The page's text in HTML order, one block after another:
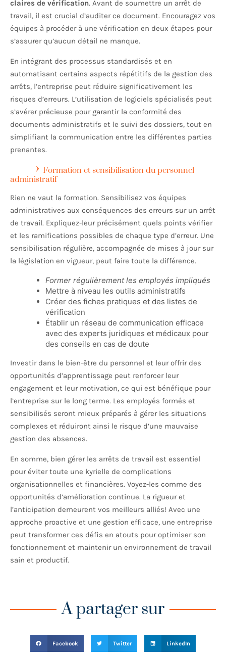
claires de vérification. Avant de soumettre un arrêt de
travail, il est crucial d’auditer ce document. Encouragez vos
équipes à procéder à une vérification en deux étapes pour
s’assurer qu’aucun détail ne manque.
En intégrant des processus standardisés et en
automatisant certains aspects répétitifs de la gestion des
arrêts, l’entreprise peut réduire significativement les
risques d’erreurs. L’utilisation de logiciels spécialisés peut
s’avérer précieuse pour garantir la conformité des
documents administratifs et le suivi des dossiers, tout en
simplifiant la communication entre les différentes parties
prenantes.
Formation et sensibilisation du personnel
administratif
Rien ne vaut la formation. Sensibilisez vos équipes
administratives aux conséquences des erreurs sur un arrêt
de travail. Expliquez-leur précisément quels points vérifier
et les ramifications possibles de chaque type d’erreur. Une
sensibilisation régulière, accompagnée de mises à jour sur
la législation en vigueur, peut faire toute la différence.
Former régulièrement les employés impliqués
Mettre à niveau les outils administratifs
Créer des fiches pratiques et des listes de
vérification
Établir un réseau de communication efficace
avec des experts juridiques et médicaux pour
des conseils en cas de doute
Investir dans le bien-être du personnel et leur offrir des
opportunités d’apprentissage peut renforcer leur
engagement et leur motivation, ce qui est bénéfique pour
l’entreprise sur le long terme. Les employés formés et
sensibilisés seront mieux préparés à gérer les situations
complexes et réduiront ainsi le risque d’une mauvaise
gestion des absences.
En somme, bien gérer les arrêts de travail est essentiel
pour éviter toute une kyrielle de complications
organisationnelles et financières. Voyez-les comme des
opportunités d’amélioration continue. La rigueur et
l’anticipation demeurent vos meilleurs alliés! Avec une
approche proactive et une gestion efficace, une entreprise
peut transformer ces défis en atouts pour optimiser son
fonctionnement et maintenir un environnement de travail
sain et productif.
A partager sur
Facebook Twitter LinkedIn